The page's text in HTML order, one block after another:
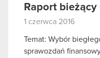
Raport bieżący
1 czerwca 2016
Temat: Wybór
sprawozdań